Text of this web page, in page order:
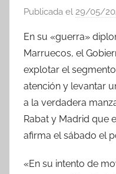
Publicada el 29/05/
En su «guerra»
Marruecos, el
explotar el
atención y levantar
a la verdadera
Rabat y Madrid que
afirma el sábado el
«En su intento de